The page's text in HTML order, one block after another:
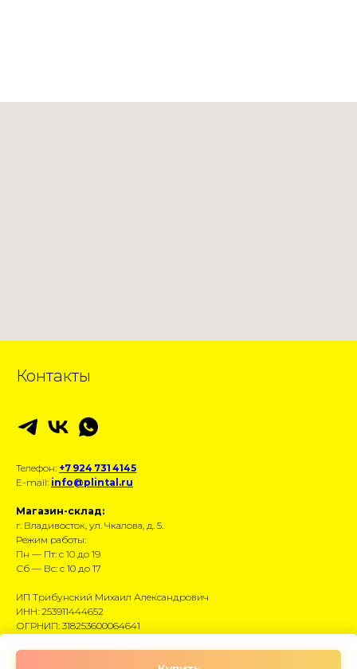
Контакты
Телефон: +7 924 731 4145
E-mail: info@plintal.ru
Магазин-склад:
г. Владивосток, ул. Чкалова, д. 5.
Режим работы:
Пн — Пт: с 10 до 19
Сб — Вс: с 10 до 17
ИП Трибунский Михаил Александрович
ИНН: 253911444652
ОГРНИП: 318253600064641
Размещённые данные носят информационный